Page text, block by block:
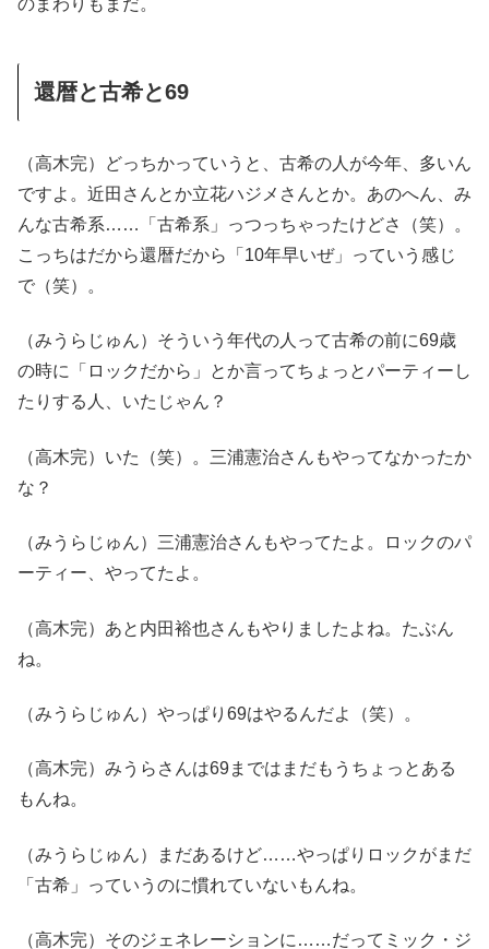
還暦と古希と69
（高木完）どっちかっていうと、古希の人が今年、多いん
ですよ。近田さんとか立花ハジメさんとか。あのへん、み
んな古希系……「古希系」っつっちゃったけどさ（笑）。
こっちはだから還暦だから「10年早いぜ」っていう感じ
で（笑）。
（みうらじゅん）そういう年代の人って古希の前に69歳
の時に「ロックだから」とか言ってちょっとパーティーし
たりする人、いたじゃん？
（高木完）いた（笑）。三浦憲治さんもやってなかったか
な？
（みうらじゅん）三浦憲治さんもやってたよ。ロックのパ
ーティー、やってたよ。
（高木完）あと内田裕也さんもやりましたよね。たぶん
ね。
（みうらじゅん）やっぱり69はやるんだよ（笑）。
（高木完）みうらさんは69まではまだもうちょっとある
もんね。
（みうらじゅん）まだあるけど……やっぱりロックがまだ
「古希」っていうのに慣れていないもんね。
（高木完）そのジェネレーションに……だってミック・ジ